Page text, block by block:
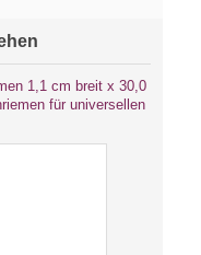
1,1 cm breit x 30,0
für universellen